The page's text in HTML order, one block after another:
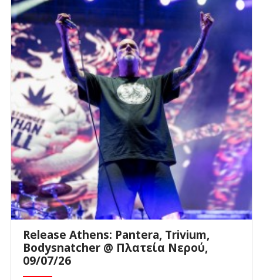
Release Athens: Pantera, Trivium,
Bodysnatcher @ Πλατεία Νερού,
09/07/26